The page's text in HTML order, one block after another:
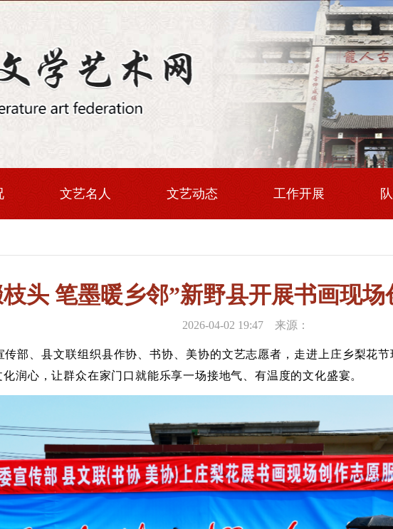
文艺名人 文艺动态 工作开展
头 笔墨暖乡邻”新野县开展书画现
2026-04-02 19:47 来源：
部、县文联组织县作协、书协、美协的文艺志愿者，走进上庄乡梨花
润心，让群众在家门口就能乐享一场接地气、有温度的文化盛宴。